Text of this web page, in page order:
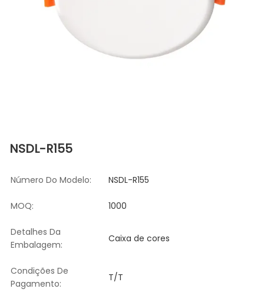
NSDL-R155
Número Do Modelo: NSDL-R155
MOQ: 1000
Detalhes Da
Embalagem:
Caixa de cores
Condições De
Pagamento:
T/T